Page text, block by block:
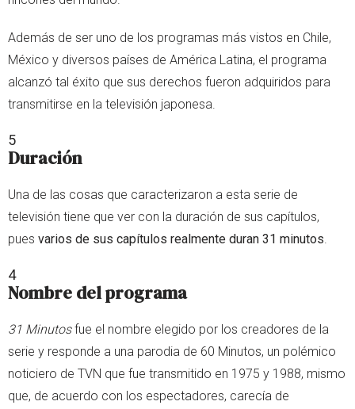
Además de ser uno de los programas más vistos en Chile,
México y diversos países de América Latina, el programa
alcanzó tal éxito que sus derechos fueron adquiridos para
transmitirse en la televisión japonesa.
5
Duración
Una de las cosas que caracterizaron a esta serie de
televisión tiene que ver con la duración de sus capítulos,
pues varios de sus capítulos realmente duran 31 minutos
4
Nombre del programa
31 Minutosfue el nombre elegido por los creadores de la
serie y responde a una parodia de 60 Minutos, un polémico
noticiero de TVN que fue transmitido en 1975 y 1988, mismo
que, de acuerdo con los espectadores, carecía de